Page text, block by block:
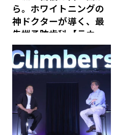
ら。ホワイトニングの
神ドクターが導く、最
先端予防歯科【ラウン
ジ会員特典あり】